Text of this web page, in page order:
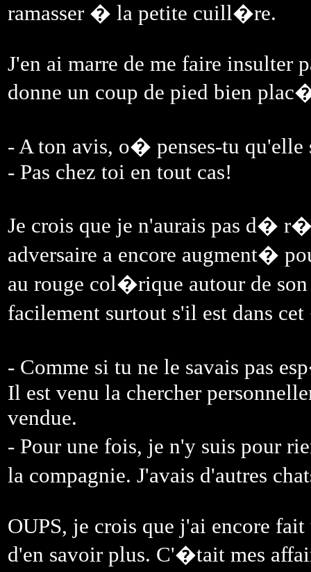
ramasser � la petite cuill�re.
J'en ai marre de me faire insulter
donne un coup de pied bien
- A ton avis, o� penses-tu qu'elle
- Pas chez toi en tout cas!
Je crois que je n'aurais pas d�
adversaire a encore augment�
au rouge col�rique autour de
facilement surtout s'il est dans
- Comme si tu ne le savais pas
Il est venu la chercher
vendue.
- Pour une fois, je n'y suis pour
la compagnie. J'avais d'autres
OUPS, je crois que j'ai encore
d'en savoir plus. C'�tait mes